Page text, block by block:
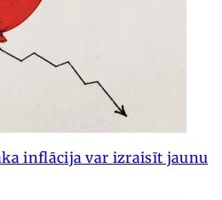
inflācija var izraisīt jaunu